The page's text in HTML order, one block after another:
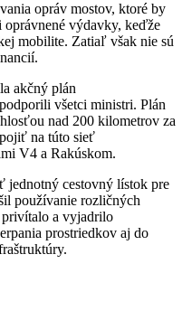
opráv mostov, ktoré by
výdavky, keďže
mobilite. Zatiaľ však nie sú
akčný plán
všetci ministri. Plán
nad 200 kilometrov za
na túto sieť
V4 a Rakúskom.
jednotný cestovný lístok pre
používanie rozličných
a vyjadrilo
prostriedkov aj do